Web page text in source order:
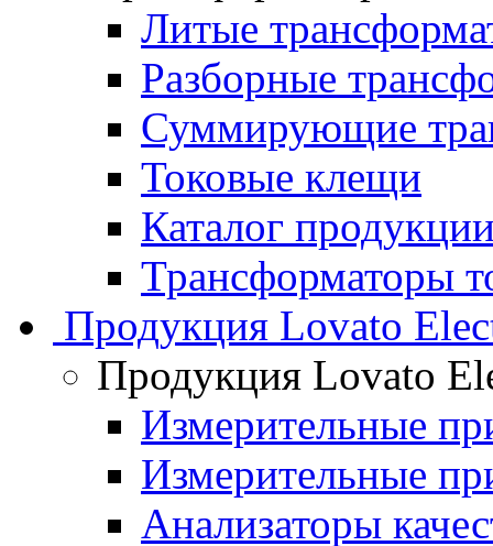
Литые
Разборные
Суммирующие
Токовые клещи
Каталог
Трансформаторы
Продукция Lovato
Продукция Lovato
Измерительные
Измерительные
Анализаторы